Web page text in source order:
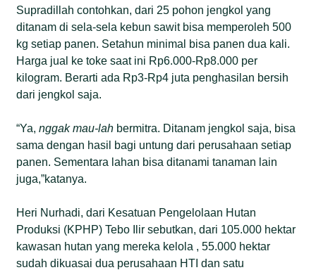
Supradillah contohkan, dari 25 pohon jengkol yang
ditanam di sela-sela kebun sawit bisa memperoleh 500
kg setiap panen. Setahun minimal bisa panen dua kali.
Harga jual ke toke saat ini Rp6.000-Rp8.000 per
kilogram. Berarti ada Rp3-Rp4 juta penghasilan bersih
dari jengkol saja.
“Ya,nggak mau-lah bermitra. Ditanam jengkol saja, bisa
sama dengan hasil bagi untung dari perusahaan setiap
panen. Sementara lahan bisa ditanami tanaman lain
juga,”katanya.
Heri Nurhadi, dari Kesatuan Pengelolaan Hutan
Produksi (KPHP) Tebo Ilir sebutkan, dari 105.000 hektar
kawasan hutan yang mereka kelola , 55.000 hektar
sudah dikuasai dua perusahaan HTI dan satu